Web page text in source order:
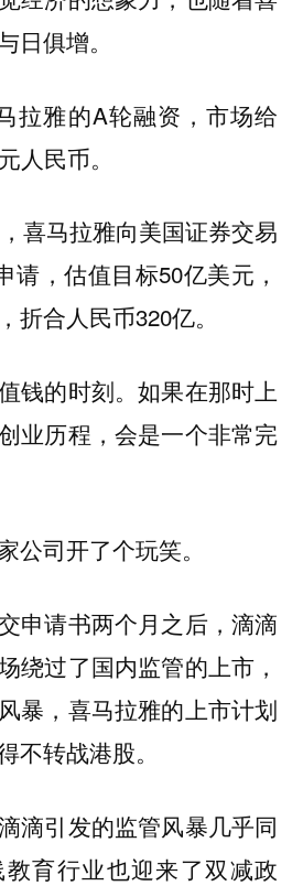
日俱增。
拉雅的A轮融资，市场给
人民币。
喜马拉雅向美国证券交易
请，估值目标50亿美元，
折合人民币320亿。
钱的时刻。如果在那时上
业历程，会是一个非常完
公司开了个玩笑。
申请书两个月之后，滴滴
绕过了国内监管的上市，
暴，喜马拉雅的上市计划
不转战港股。
滴引发的监管风暴几乎同
育行业也迎来了双减政